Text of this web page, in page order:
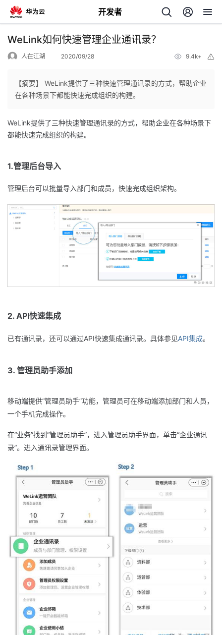
开发者
返
个
主
页
的
开
发
的
博
客
我
的
论
我
的
我
播
活
动
的
关
我
的
发
堂
我
的
课
我
的
我
我
Programs
的
我
技
的
WeLink如何快速管理企业通讯录？
人在江湖 2020/09/28 9.4k+
【摘要】 WeLink提供了三种快速管理通讯录的方式，帮助企业
在各种场景下都能快速完成组织的构建。
WeLink提供了三种快速管理通讯录的方式，帮助企业在各种场景下
都能快速完成组织的构建。
1.管理后台导入
管理后台可以批量导入部门和成员，快速完成组织架构。
2. API快速集成
已有通讯录，还可以通过API快速集成通讯录。具体参见API集成。
3. 管理员助手添加
移动端提供“管理员助手”功能，管理员可在移动端添加部门和人员，
一个手机完成操作。
在“业务”找到“管理员助手”，进入管理员助手界面，单击“企业通讯
录”。进入通讯录管理界面。